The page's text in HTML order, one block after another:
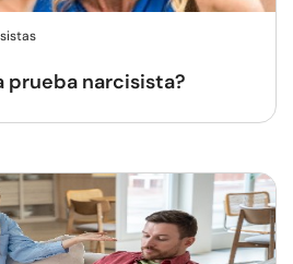
prueba narcisista?